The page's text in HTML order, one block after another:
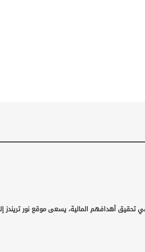
تحقيق أهدافهم المالية، يسعى موقع نور تريندز